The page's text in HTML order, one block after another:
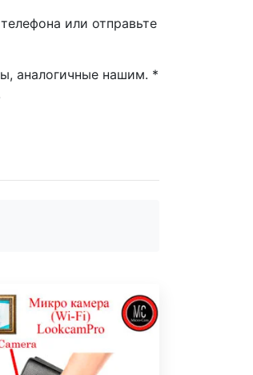
или отправьте
аналогичные нашим. *